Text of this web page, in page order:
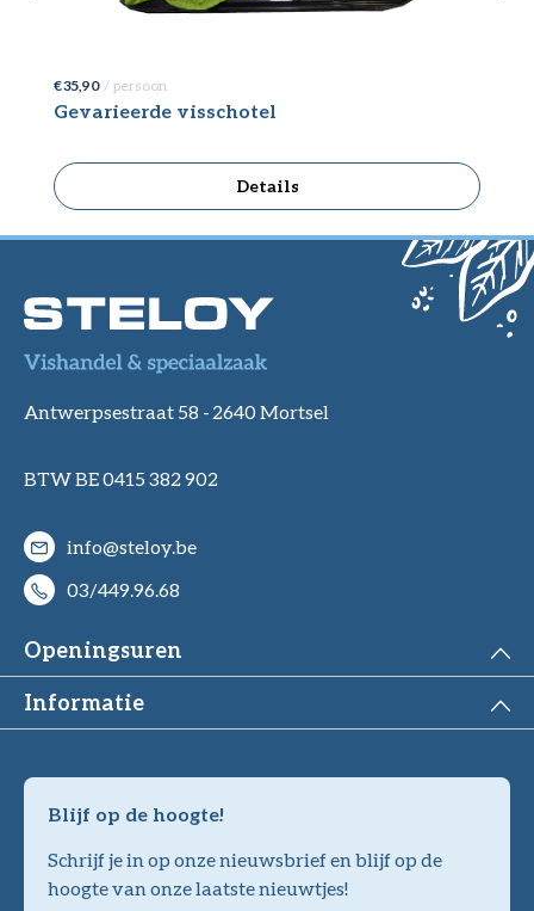
€ 35,90 / persoon
Gevarieerde visschotel
Details
Antwerpsestraat 58 - 2640 Mortsel
BTW BE 0415 382 902
info@steloy.be
03/449.96.68
Openingsuren
Informatie
Blijf op de hoogte!
Schrijf je in op onze nieuwsbrief en blijf op de
hoogte van onze laatste nieuwtjes!